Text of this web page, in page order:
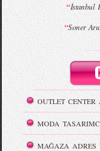
“İstanbul
“Soner
OUTLET CENTER
MODA
MAĞAZA ADRES